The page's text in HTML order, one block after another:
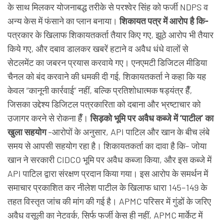
के साथ मिलकर योजनाबद्ध तरीके से परश्वेर सिंह को फर्जी NDPS व
अन्य केस में फंसाने का प्लान बनाया।शिकायत पत्र में आरोप है कि-
पत्रकार के खिलाफ शिकायतकर्ता तैयार किए गए, झूठे आरोप भी तैयार
किये गए, और दबाव डालकर खबरें हटाने व अवैध धंधे वालों से
सेटलमेंट का जबरन प्रयास करवाये गए। एनएमटी डिजिटल मीडिया
चैनल को बंद करवाने की धमकी दी गई, शिकायतकर्ता ने कहा कि यह
केवल “कानूनी कार्रवाई” नहीं, बल्कि प्रतिशोधात्मक षड्यंत्र हैँ,
जिसका उद्देश्य डिजिटल पत्रकारिता को दबाना और भ्रष्टाचार को
उजागर करने से रोकना हैँ।सिड़को भूमि पर अवैध कब्जे में ‘पाटील’ का
खुला सहयोग-आरोपों के अनुसार, API पाटिल और खान के बीच लंबे
समय से आपसी सहयोग रहा है। शिकायतकर्ता का दावा है कि- जोया
खान ने सरकारी CIDCO भूमि पर अवैध कब्जा किया, और इस कब्जे में
API पाटिल द्वारा संरक्षण प्रदान किया गया। इस आरोप के समर्थन में
समाचार प्रकाशित कर नीलेश पाटील के खिलाफ धारा 145–149 के
तहत विस्तृत जांच की मांग की गई है। APMC परिसर में गुंडों के जरिए
अवैध वसूली का नेटवर्क, सिर्फ फर्जी केस ही नहीं, APMC मार्केट में